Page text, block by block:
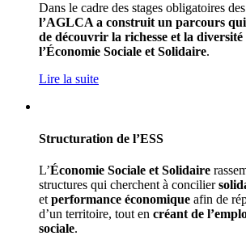
Dans le cadre des stages obligatoires
l’AGLCA a construit un parcours
de découvrir la richesse et la diversité
l’Économie Sociale et Solidaire.
Lire la suite
Structuration de l’ESS
L’Économie Sociale et Solidaire
structures qui cherchent à concilier
et performance économique afin de
d’un territoire, tout en créant de
sociale.